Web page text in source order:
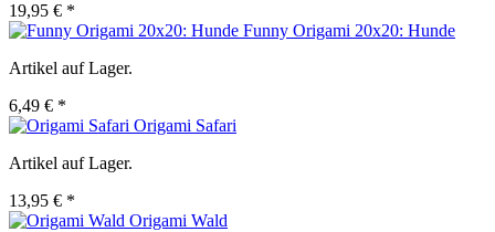
19,95 € *
Funny Origami 20x20: Hunde
Artikel auf Lager.
6,49 € *
Origami Safari
Artikel auf Lager.
13,95 € *
Origami Wald